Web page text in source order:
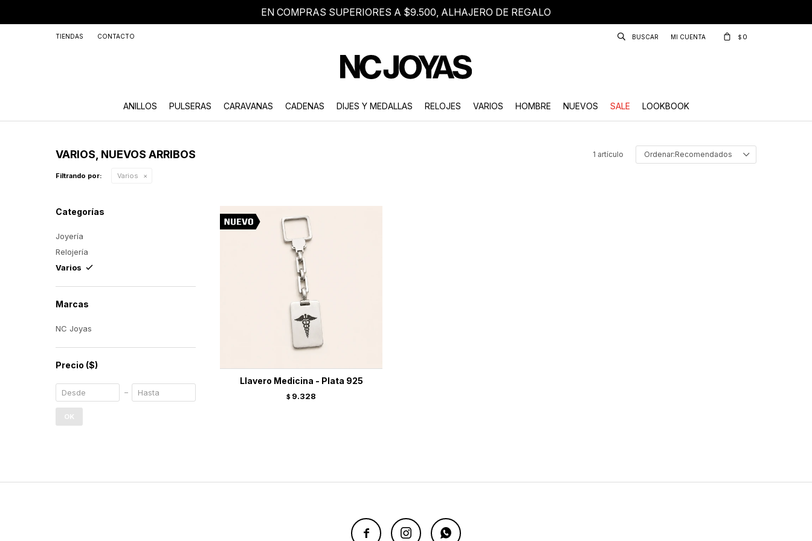
EN COMPRAS SUPERIORES A $9.500, ALHAJERO DE REGALO
ANILLOS PULSERAS CARAVANAS CADENAS DIJES Y MEDALLAS RELOJES VARIOS HOMBRE NUEVOS SALE LOOKBOOK
$ 0
TIENDAS CONTACTO
VARIOS, NUEVOS ARRIBOS 1 artículo Recomendados
Filtrando por: Varios
Llavero Medicina - Plata 925
$ 9.328
Categorías
Joyería
Relojería
Varios
Marcas
NC Joyas
Precio ($)
OK
  